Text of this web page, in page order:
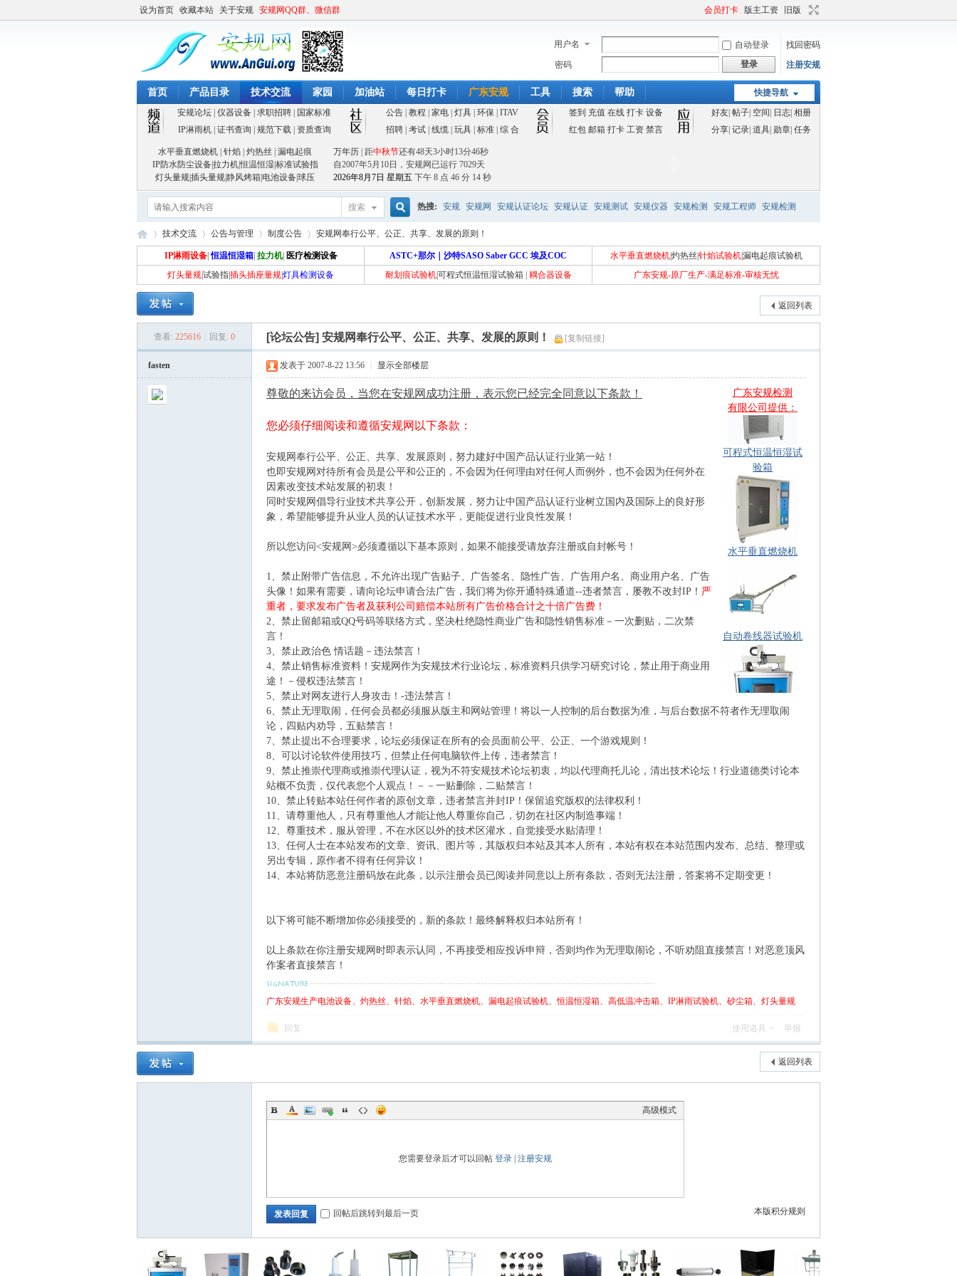
设为首页 收藏本站 关于安规 安规网QQ群、微信群 会员打卡 版主工资 旧版
用户名 自动登录
找回密码
密码
登录 注册安规
快捷导航
首页 产品目录 技术交流 家园 加油站 每日打卡 广东安规 工具 搜索 帮助
安规论坛 仪器设备 求职招聘 国家标准 公告 教程 家电 灯具 环保 ITAV 签到 充值 在线 打卡 设备 好友| 帖子| 空间 日志| 相册
IP淋雨机| 证书查询 规范下载| 资质查询 招聘| 考试| 线缆| 玩具| 标准| 综 合 红包 邮箱 打卡 工资 禁言 分享| 记录| 道具| 勋章| 任务
水平垂直燃烧机 针焰 灼热丝
漏电起痕
IP防水防尘设备|拉力机|恒温恒湿|标准试验指
灯头量规插头量规静风烤箱 电池设备球压
万年历 | 距中秋节还有48天3小时13分46秒
自2007年5月10日，安规网已运行 7029天
2026年8月7日 星期五 下午 8 点 46 分 14 秒
搜索
搜
热搜: 安规 安规网 安规认证论坛 安规认证 安规测试 安规仪器 安规检测 安规工程师 安规检测
安 »
技术交流 公告与管理 制度公告 安规网奉行公平、公正、共享、发展的原则！
IP淋雨设备| 恒温恒湿箱| 拉力机| 医疗检测设备 ASTC+那尔｜沙特SASO Saber GCC 埃及COC 水平垂直燃烧机|灼热丝 针焰试验机|漏电起痕试验机
灯头量规试验指插头插座量规灯具检测设备 耐划痕试验机|可程式恒温恒湿试验箱 耦合器设备 广东安规-原厂生产-满足标准-审核无忧
返回列表
查看: 225616 回复: 0 [论坛公告] 安规网奉行公平、公正、共享、发展的原则！ [复制链接]
fasten 发表于 2007-8-22 13:56 显示全部楼层
广东安规检测
有限公司提供：
小型摆管淋雨试验
机
机
1000L恒温恒湿箱
可程式恒温恒湿试
验箱
水平垂直燃烧机
耐划痕试验机
灼热丝试验机现货
IPX1-X7淋雨现货
尊敬的来访会员，当您在安规网成功注册，表示您已经完全同意以下条款！
您必须仔细阅读和遵循安规网以下条款：
安规网奉行公平、公正、共享、发展原则，努力建好中国产品认证行业第一站！
也即安规网对待所有会员是公平和公正的，不会因为任何理由对任何人而例外，也不会因为任何外在
因素改变技术站发展的初衷！
同时安规网倡导行业技术共享公开，创新发展，努力让中国产品认证行业树立国内及国际上的良好形
象，希望能够提升从业人员的认证技术水平，更能促进行业良性发展！
所以您访问<安规网>必须遵循以下基本原则，如果不能接受请放弃注册或自封帐号！
1、禁止附带广告信息，不允许出现广告贴子、广告签名、隐性广告、广告用户名、商业用户名、广告
头像！如果有需要，请向论坛申请合法广告，我们将为你开通特殊通道--违者禁言，屡教不改封IP！ 严
重者，要求发布广告者及获利公司赔偿本站所有广告价格合计之十倍广告费！
2、禁止留邮箱或QQ号码等联络方式，坚决杜绝隐性商业广告和隐性销售标准－一次删贴，二次禁
言！
3、禁止政治色 情话题－违法禁言！
4、禁止销售标准资料！安规网作为安规技术行业论坛，标准资料只供学习研究讨论，禁止用于商业用
途！－侵权违法禁言！
5、禁止对网友进行人身攻击！-违法禁言！
6、禁止无理取闹，任何会员都必须服从版主和网站管理！将以一人控制的后台数据为准，与后台数据不符者作无理取闹
论，四贴内劝导，五贴禁言！
7、禁止提出不合理要求，论坛必须保证在所有的会员面前公平、公正、一个游戏规则！
8、可以讨论软件使用技巧，但禁止任何电脑软件上传，违者禁言！
9、禁止推崇代理商或推崇代理认证，视为不符安规技术论坛初衷，均以代理商托儿论，清出技术论坛！行业道德类讨论本
站概不负责，仅代表您个人观点！－－一贴删除，二贴禁言！
10、禁止转贴本站任何作者的原创文章，违者禁言并封IP！保留追究版权的法律权利！
11、请尊重他人，只有尊重他人才能让他人尊重你自己，切勿在社区内制造事端！
12、尊重技术，服从管理，不在水区以外的技术区灌水，自觉接受水贴清理！
13、任何人士在本站发布的文章、资讯、图片等，其版权归本站及其本人所有，本站有权在本站范围内发布、总结、整理或
另出专辑，原作者不得有任何异议！
14、本站将防恶意注册码放在此条，以示注册会员已阅读并同意以上所有条款，否则无法注册，答案将不定期变更！
以下将可能不断增加你必须接受的，新的条款！最终解释权归本站所有！
以上条款在你注册安规网时即表示认同，不再接受相应投诉申辩，否则均作为无理取闹论，不听劝阻直接禁言！对恶意顶风
作案者直接禁言！
广东安规生产电池设备、灼热丝、针焰、水平垂直燃烧机、漏电起痕试验机、恒温恒湿箱、高低温冲击箱、IP淋雨试验机、砂尘箱、灯头量规
回复 使用道具 举报
返回列表
高级模式
您需要登录后才可以回帖 登录 注册安规
本版积分规则
发表回复 回帖后跳转到最后一页